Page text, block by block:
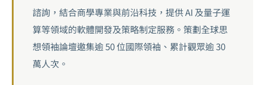
諮詢，結合商學專業與前沿科技，提供 AI 及量子運
算等領域的軟體開發及策略制定服務。策劃全球思
想領袖論壇邀集逾 50 位國際領袖、累計觀眾逾 30
萬人次。